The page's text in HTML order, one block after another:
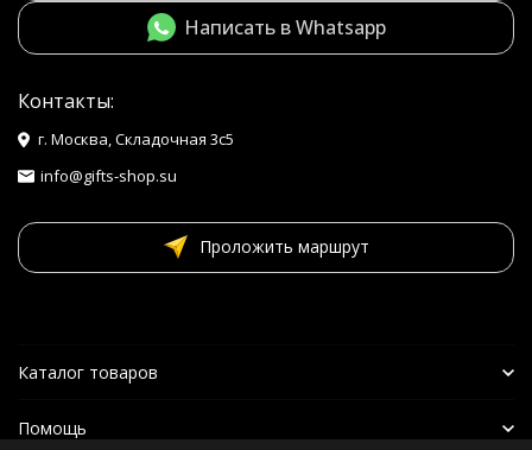
Написать в Whatsapp
Контакты:
г. Москва, Складочная 3с5
info@gifts-shop.su
Проложить маршрут
Каталог товаров
Помощь